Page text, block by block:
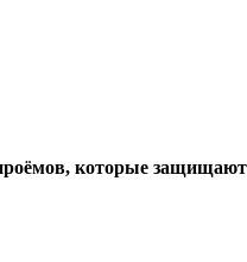
которые